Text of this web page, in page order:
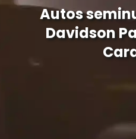
Autos
Davidson